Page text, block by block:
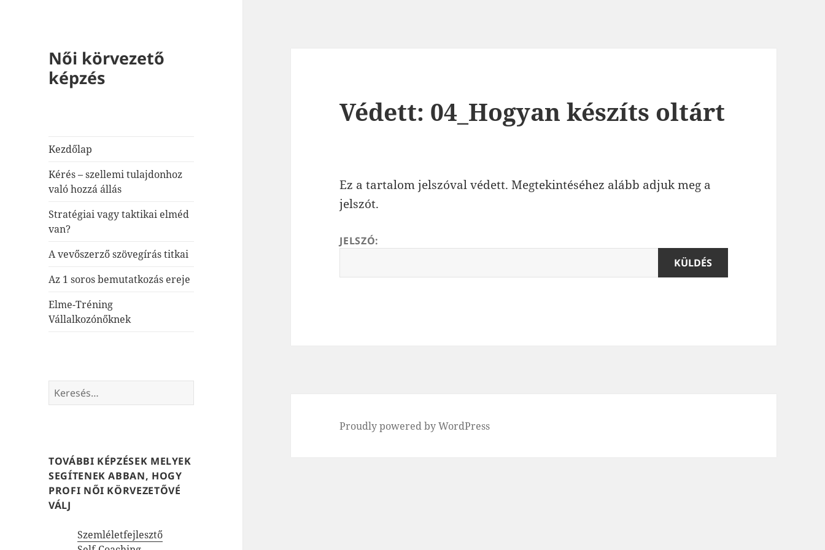
Női körvezető
képzés
Kezdőlap
Kérés – szellemi tulajdonhoz
való hozzá állás
Stratégiai vagy taktikai elméd
van?
A vevőszerző szövegírás titkai
Az 1 soros bemutatkozás ereje
Elme-Tréning
Vállalkozónőknek
Keresés:
TOVÁBBI KÉPZÉSEK MELYEK
SEGÍTENEK ABBAN, HOGY
PROFI NŐI KÖRVEZETŐVÉ
VÁLJ
Szemléletfejlesztő
Védett: 04_Hogyan készíts oltárt
Ez a tartalom jelszóval védett. Megtekintéséhez alább adjuk meg a
jelszót.
JELSZÓ:
Proudly powered by WordPress